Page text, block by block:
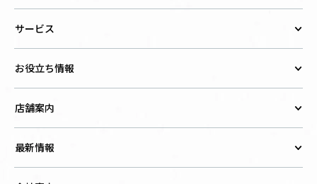
サービス
お役立ち情報
店舗案内
最新情報